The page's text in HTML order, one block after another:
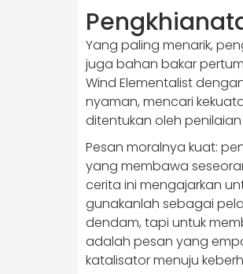
Yang paling menarik,
juga bahan bakar
Wind Elementalist
nyaman, mencari
ditentukan oleh
Pesan moralnya kuat:
yang membawa
cerita ini mengajarkan
gunakanlah sebagai
dendam, tapi untuk
adalah pesan yang
katalisator menuju